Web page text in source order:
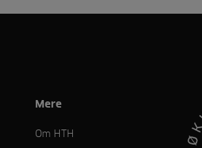
Mere
Om HTH